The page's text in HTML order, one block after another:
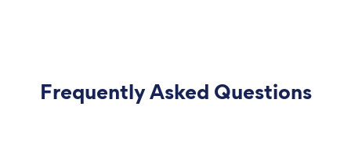
Frequently Asked Questions